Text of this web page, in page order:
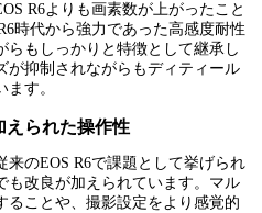
R6よりも画素数が上がったこと
時代から強力であった高感度耐性
らもしっかりと特徴として継承し
が抑制されながらもディティール
す。
えられた操作性
のEOS R6で課題として挙げられ
も改良が加えられています。マル
ることや、撮影設定をより感覚的